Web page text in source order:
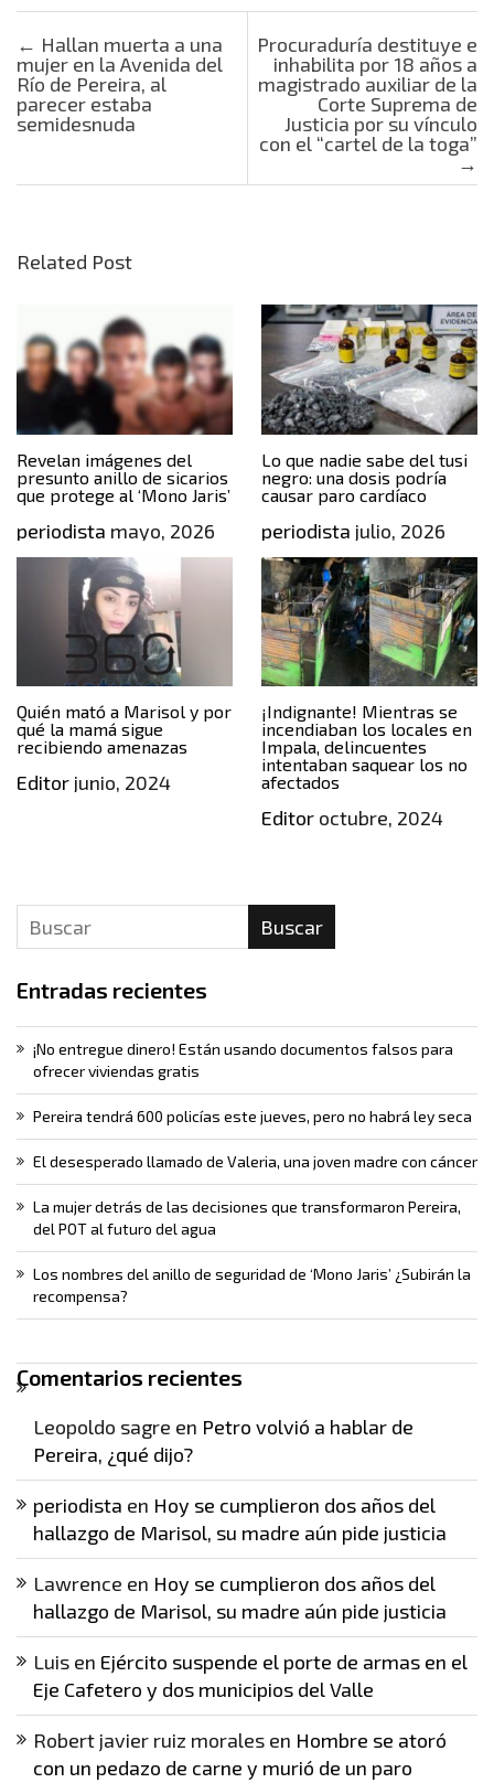
Post navigation
← Hallan muerta a una
mujer en la Avenida del
Río de Pereira, al
parecer estaba
semidesnuda
Procuraduría destituye e
inhabilita por 18 años a
magistrado auxiliar de la
Corte Suprema de
Justicia por su vínculo
con el “cartel de la toga”
→
Related Post
Revelan imágenes del
presunto anillo de sicarios
que protege al ‘Mono Jaris’
periodista mayo, 2026
Lo que nadie sabe del tusi
negro: una dosis podría
causar paro cardíaco
periodista julio, 2026
Quién mató a Marisol y por
qué la mamá sigue
recibiendo amenazas
Editor junio, 2024
¡Indignante! Mientras se
incendiaban los locales en
Impala, delincuentes
intentaban saquear los no
afectados
Editoroctubre, 2024
Buscar
Entradas recientes
¡No entregue dinero! Están usando documentos falsos para
ofrecer viviendas gratis
Pereira tendrá 600 policías este jueves, pero no habrá ley seca
El desesperado llamado de Valeria, una joven madre con cáncer
La mujer detrás de las decisiones que transformaron Pereira,
del POT al futuro del agua
Los nombres del anillo de seguridad de ‘Mono Jaris’ ¿Subirán la
recompensa?
Comentarios recientes
Leopoldo sagre en Petro volvió a hablar de
Pereira, ¿qué dijo?
periodista en Hoy se cumplieron dos años del
hallazgo de Marisol, su madre aún pide justicia
Lawrence en Hoy se cumplieron dos años del
hallazgo de Marisol, su madre aún pide justicia
Luis en Ejército suspende el porte de armas en el
Eje Cafetero y dos municipios del Valle
Robert javier ruiz morales en Hombre se atoró
con un pedazo de carne y murió de un paro